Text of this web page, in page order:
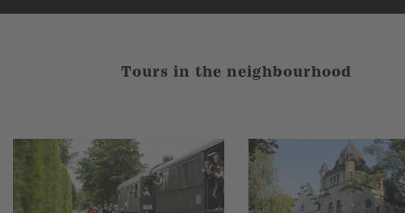
Tours in the neighbourhood